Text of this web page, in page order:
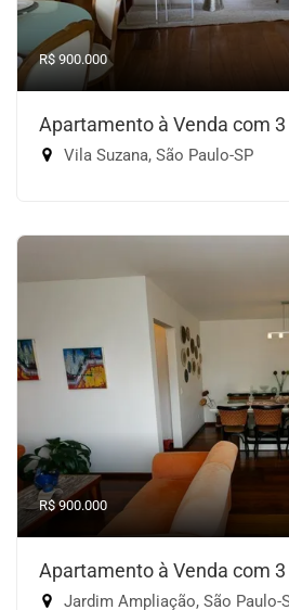
R$ 900.000
Apartamento à Venda com
Vila Suzana, São Paulo-SP
R$ 900.000
Apartamento à Venda com
Jardim Ampliação, São Paulo-